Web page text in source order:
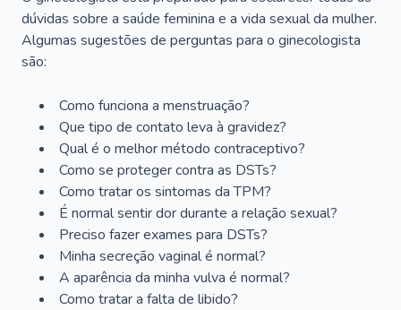
dúvidas sobre a saúde feminina e a vida sexual da mulher.
Algumas sugestões de perguntas para o ginecologista
são:
Como funciona a menstruação?
Que tipo de contato leva à gravidez?
Qual é o melhor método contraceptivo?
Como se proteger contra as DSTs?
Como tratar os sintomas da TPM?
É normal sentir dor durante a relação sexual?
Preciso fazer exames para DSTs?
Minha secreção vaginal é normal?
A aparência da minha vulva é normal?
Como tratar a falta de libido?